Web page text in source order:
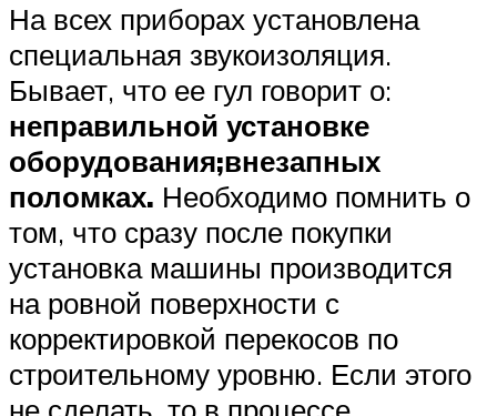
На всех приборах установлена
специальная звукоизоляция.
Бывает, что ее гул говорит о:
неправильной установке
оборудования;внезапных
поломках. Необходимо помнить о
том, что сразу после покупки
установка машины производится
на ровной поверхности с
корректировкой перекосов по
строительному уровню. Если этого